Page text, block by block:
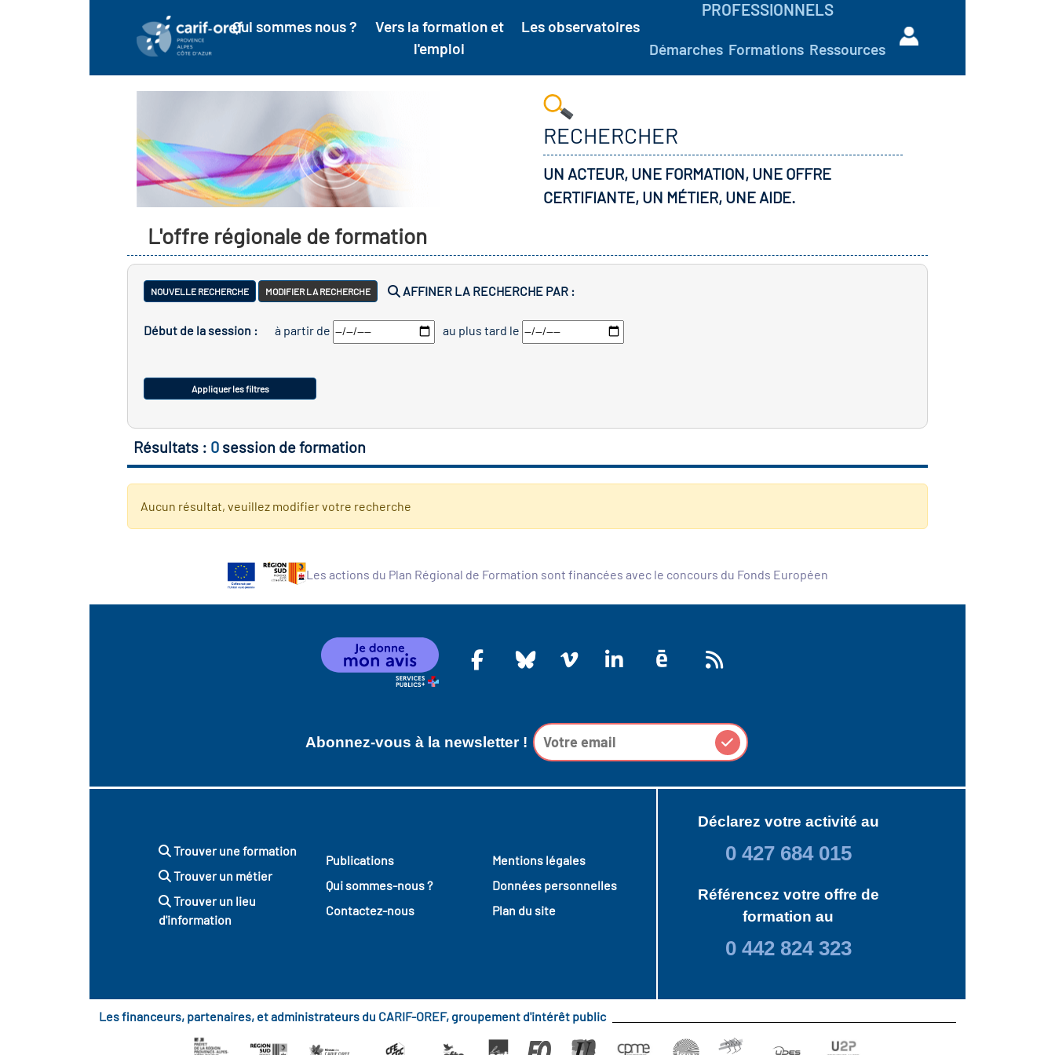
Qui sommes nous ?
Vers la formation et
l'emploi
Les observatoires
PROFESSIONNELS
Démarches Formations Ressources
RECHERCHER
UN ACTEUR, UNE FORMATION, UNE OFFRE
CERTIFIANTE, UN MÉTIER, UNE AIDE.
L'offre régionale de formation
NOUVELLE RECHERCHE MODIFIER LA RECHERCHE AFFINER LA RECHERCHE PAR :
Début de la session : à partir de au plus tard le
Appliquer les filtres
Résultats : 0 session de formation
Aucun résultat, veuillez modifier votre recherche
Les actions du Plan Régional de Formation sont financées avec le concours du Fonds Européen
Abonnez-vous à la newsletter !
Trouver une formation
Trouver un métier
Trouver un lieu
d'information
Publications
Qui sommes-nous ?
Contactez-nous
Mentions légales
Données personnelles
Plan du site
Déclarez votre activité au
0 427 684 015
Référencez votre offre de
formation au
0 442 824 323
Les financeurs, partenaires, et administrateurs du CARIF-OREF, groupement d'intérêt public